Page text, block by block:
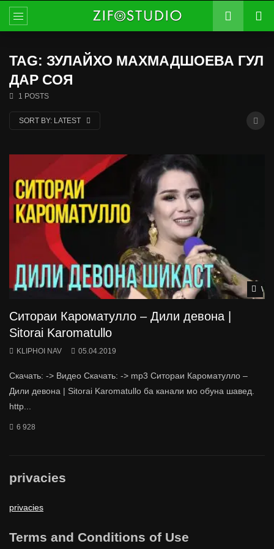
TAG: ЗУЛАЙХО МАХМАДШОЕВА ГУЛ
ДАР СОЯ
1 POSTS
SORT BY: LATEST
Ситораи Кароматулло – Дили девона |
Sitorai Karomatullo
KLIPHOI NAV 05.04.2019
Скачать: -> Видео Скачать: -> mp3 Ситораи Кароматулло –
Дили девона | Sitorai Karomatullo ба канали мо обуна шавед.
http...
6 928
privacies
privacies
Terms and Conditions of Use